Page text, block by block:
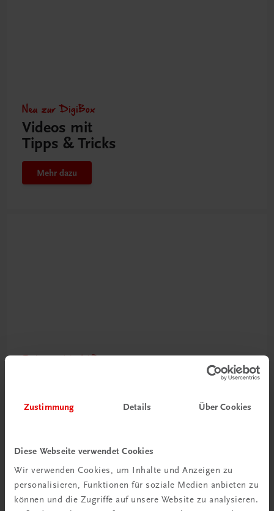
Zustimmung Details Über Cookies
Diese Webseite verwendet Cookies
Wir verwenden Cookies, um Inhalte und Anzeigen zu
personalisieren, Funktionen für soziale Medien anbieten zu
können und die Zugriffe auf unsere Website zu analysieren.
Neu zur DigiBox
Videos mit
Tipps & Tricks
Mehr dazu
Schon entdeckt?
Mehr dazu